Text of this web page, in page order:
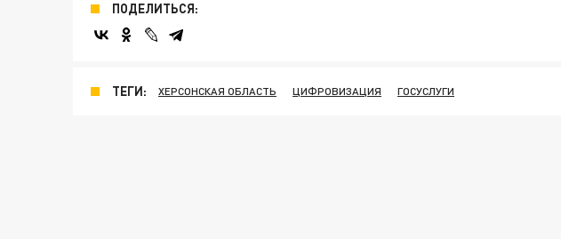
ПОДЕЛИТЬСЯ:
ТЕГИ: ХЕРСОНСКАЯ ОБЛАСТЬ ЦИФРОВИЗАЦИЯ ГОСУСЛУГИ